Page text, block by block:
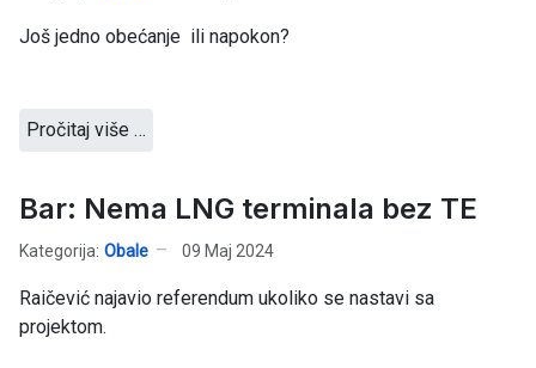
Još jedno obećanje ili napokon?
Pročitaj više …
Bar: Nema LNG terminala bez TE
Kategorija: Obale 09 Maj 2024
Raičević najavio referendum ukoliko se nastavi sa
projektom.